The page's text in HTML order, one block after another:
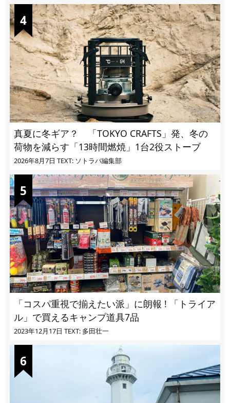
真夏に冬ギア？ 「TOKYO CRAFTS」発、冬の
荷物を減らす「13時間燃焼」1台2役ストーブ
2026年8月7日 TEXT: ソトラバ編集部
「コスパ重視で揃えたい派」に朗報 ! 「トライア
ル」で買えるキャンプ道具7品
2023年12月17日 TEXT: 多田壮一